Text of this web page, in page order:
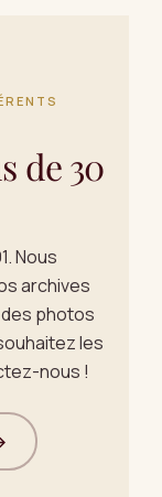
de 30
Nous
archives
photos
les
nous !